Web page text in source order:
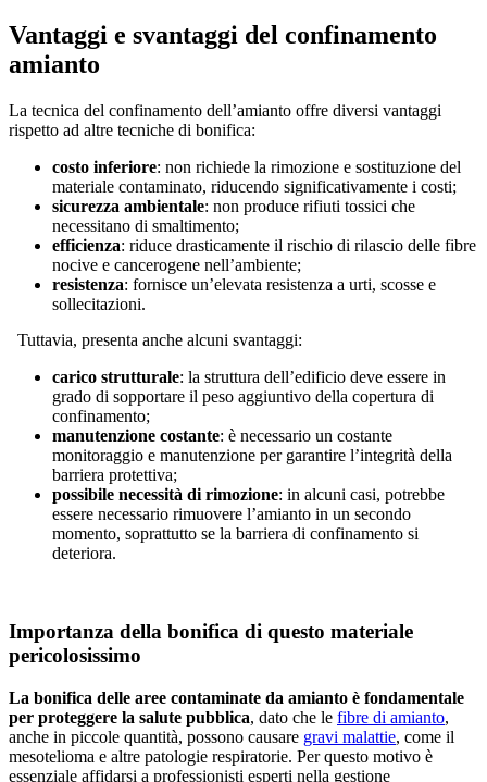
Vantaggi e svantaggi del confinamento
amianto
La tecnica del confinamento dell’amianto offre diversi vantaggi
rispetto ad altre tecniche di bonifica:
costo inferiore: non richiede la rimozione e sostituzione del
materiale contaminato, riducendo significativamente i costi;
sicurezza ambientale: non produce rifiuti tossici che
necessitano di smaltimento;
efficienza: riduce drasticamente il rischio di rilascio delle fibre
nocive e cancerogene nell’ambiente;
resistenza: fornisce un’elevata resistenza a urti, scosse e
sollecitazioni.
Tuttavia, presenta anche alcuni svantaggi:
carico strutturale: la struttura dell’edificio deve essere in
grado di sopportare il peso aggiuntivo della copertura di
confinamento;
manutenzione costante: è necessario un costante
monitoraggio e manutenzione per garantire l’integrità della
barriera protettiva;
possibile necessità di rimozione: in alcuni casi, potrebbe
essere necessario rimuovere l’amianto in un secondo
momento, soprattutto se la barriera di confinamento si
deteriora.
Importanza della bonifica di questo materiale
pericolosissimo
La bonifica delle aree contaminate da amianto è fondamentale
per proteggere la salute pubblica, dato che le fibre di amianto,
anche in piccole quantità, possono causare gravi malattie, come il
mesotelioma e altre patologie respiratorie. Per questo motivo è
essenziale affidarsi a professionisti esperti nella gestione